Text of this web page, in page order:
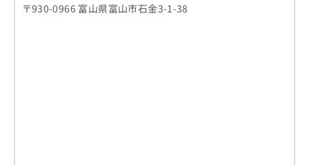
〒930-0966 富山県富山市石金3-1-38